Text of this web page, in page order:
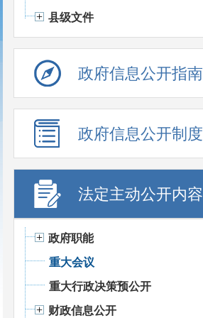
县级文件
政府信息公开指南
政府信息公开制度
法定主动公开内容
政府职能
重大会议
重大行政决策预公开
财政信息公开